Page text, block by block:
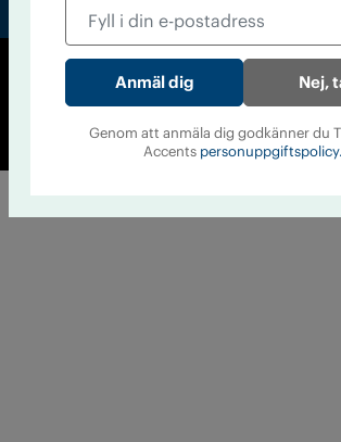
© Tidningen Accent 2026
Nej,
Genom att anmäla dig godkänner du
Accents personuppgiftspolicy.